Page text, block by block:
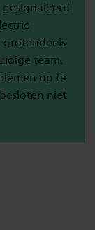
grotendeels
team.
op te
niet